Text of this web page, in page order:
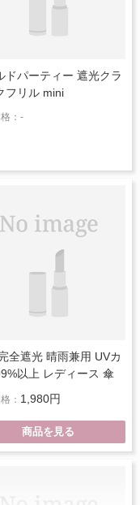
ドパーティー 遮光クラ
フリル mini
：-
全遮光 晴雨兼用 UVカ
以上 レディース 傘
： 1,980円
商品を見る